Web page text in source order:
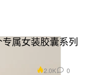
属女装胶囊系列
2.0K 0